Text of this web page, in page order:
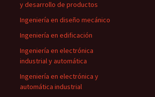
y desarrollo de productos
Ingeniería en diseño mecánico
Ingeniería en edificación
Ingeniería en electrónica
industrial y automática
Ingeniería en electrónica y
automática industrial